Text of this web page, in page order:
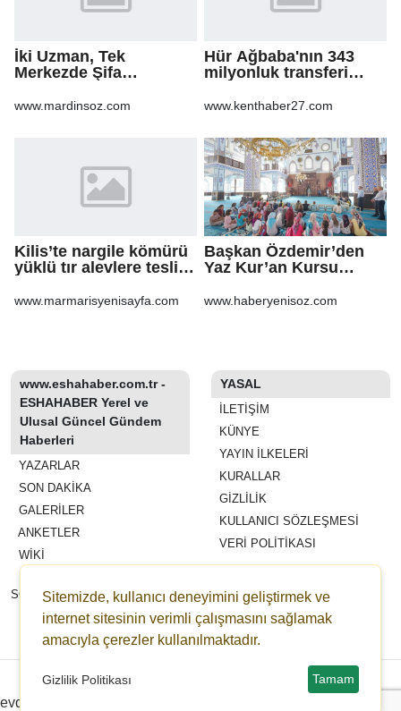
İki Uzman, Tek
Merkezde Şifa
www.mardinsoz.com
Hür Ağbaba'nın 343
milyonluk transferi
Ağbaba'ya milyonlar
www.kenthaber27.com
Kilis’te nargile kömürü
yüklü tır alevlere teslim
www.marmarisyenisayfa.com
Başkan Özdemir’den
Yaz Kur’an Kursu
www.haberyenisoz.com
www.eshahaber.com.tr -
ESHAHABER Yerel ve
Ulusal Güncel Gündem
Haberleri
YAZARLAR
SON DAKİKA
GALERİLER
ANKETLER
WİKİ
SÖZLEŞMESI
ESHAHABER
ESHA TV
YASAL
İLETIŞIM
KÜNYE
YAYIN İLKELERI
KURALLAR
GIZLILIK
KULLANICI SÖZLEŞMESI
VERI POLITIKASI
Sitemizde, kullanıcı deneyimini geliştirmek ve
internet sitesinin verimli çalışmasını sağlamak
amacıyla çerezler kullanılmaktadır.
Gizlilik Politikası Tamam
Copyright © 2022-2026 eshahaber.com.tr eshatv.com - HaberPanelim.com v8.7.6
evden eve nakliyat